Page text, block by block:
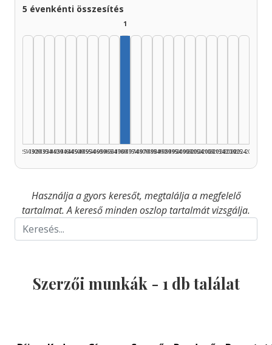
5 évenkénti összesítés
1925–1929
1930–1934
1935–1939
1940–1944
1945–1949
1950–1954
1955–1959
1960–1964
1965–1969
1
1970–1974
1975–1979
1980–1984
1985–1989
1990–1994
1995–1999
2000–2004
2005–2009
2010–2014
2015–2019
2020–2024
2025–2026
Használja a gyors keresőt, megtalálja a megfelelő
tartalmat. A kereső minden oszlop tartalmát vizsgálja.
Szerzői munkák - 1 db találat